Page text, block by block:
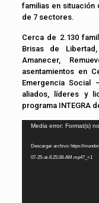
familias en situación
de 7 sectores.
Cerca de 2.130
Brisas de
Amanecer,
asentamientos en
Emergencia Social
aliados, líderes y
programa INTEGRA
Reproductor
vídeo
Media error: Format(s)
Descargar archivo: https://
07-25-at-8.25.08-AM.mp4?_=1